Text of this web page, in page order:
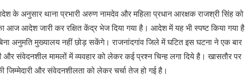
के अनुसार थाना प्रभारी अरुण नामदेव और महिला प्रधान आरक्षक राजश्री सिंह को
आज आदेश जारी कर रक्षित केंद्र भेज दिया गया है। आदेश में यह भी स्पष्ट किया गया है
अनुमति मुख्यालय नहीं छोड़ सकेंगे। राजनांदगांव जिले में घटित इस घटना ने एक बार
और संवेदनशील मामलों में व्यवहार को लेकर कई प्रश्न चिन्ह लगा दिये है। खासतौर पर
जिम्मेदारी और संवेदनशीलता को लेकर चर्चा तेज हो गई है।